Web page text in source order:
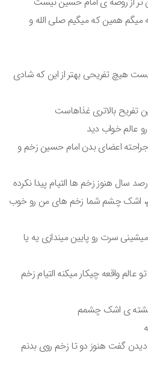
همین که میگیم صلی الله و
هیچ تفریحی بهتر از این که شادی
بالاتری غذاهاست
عالم خواب دید
اعضای بدن امام حسین زخم و
سال هنوز زخم ها التیام پیدا نکرده
اشک چشم شما زخم های من رو خوب
سرت رو پایین میندازی یه یا
واقعه چیکار میکنه التیام زخم
ی اشک چشمم
گفت هنوز دو تا زخم روی بدنم